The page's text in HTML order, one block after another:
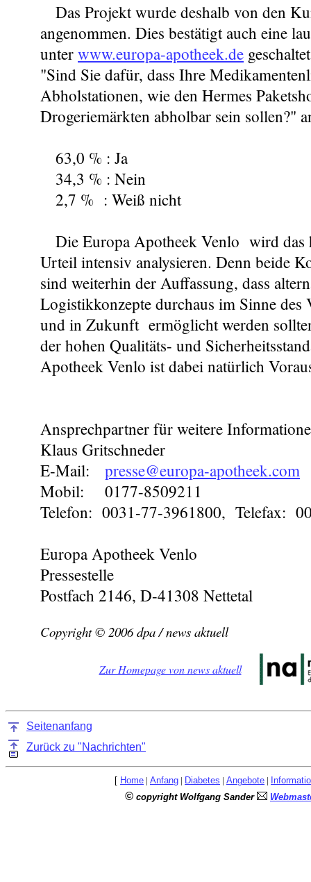
Das Projekt wurde deshalb von den
angenommen. Dies bestätigt auch eine
unter www.europa-apotheek.de
"Sind Sie dafür, dass Ihre
Abholstationen, wie den Hermes
Drogeriemärkten abholbar sein sollen?"
63,0 % : Ja
34,3 % : Nein
2,7 % : Weiß nicht
Die Europa Apotheek Venlo wird das
Urteil intensiv analysieren. Denn beide
sind weiterhin der Auffassung, dass
Logistikkonzepte durchaus im Sinne des
und in Zukunft ermöglicht werden
der hohen Qualitäts- und
Apotheek Venlo ist dabei natürlich
Ansprechpartner für weitere
Klaus Gritschneder
E-Mail: presse@europa-apotheek.com
Mobil: 0177-8509211
Telefon: 0031-77-3961800, Telefax:
Europa Apotheek Venlo
Pressestelle
Postfach 2146, D-41308 Nettetal
Copyright © 2006 dpa / news aktuell
Zur Homepage von news aktuell
Seitenanfang
Zurück zu "Nachrichten"
[ Home | Anfang | Diabetes | Angebote |
© copyright Wolfgang Sander